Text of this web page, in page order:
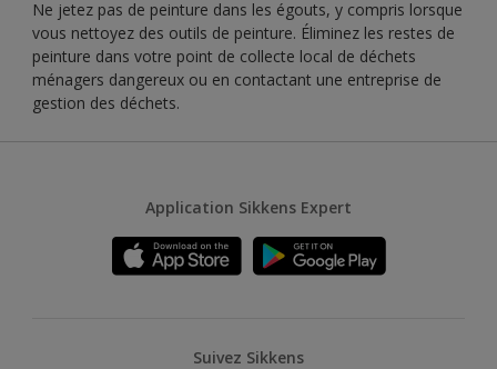
Ne jetez pas de peinture dans les égouts, y compris lorsque
vous nettoyez des outils de peinture. Éliminez les restes de
peinture dans votre point de collecte local de déchets
ménagers dangereux ou en contactant une entreprise de
gestion des déchets.
Application Sikkens Expert
Suivez Sikkens